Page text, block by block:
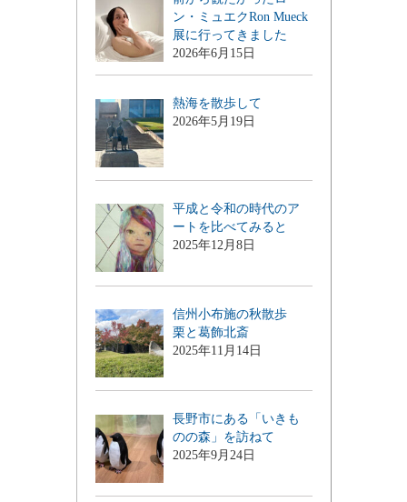
ン・ミュエクRon Mueck
展に行ってきました
2026年6月15日
熱海を散歩して
2026年5月19日
平成と令和の時代のア
ートを比べてみると
2025年12月8日
信州小布施の秋散歩
栗と葛飾北斎
2025年11月14日
長野市にある「いきも
のの森」を訪ねて
2025年9月24日